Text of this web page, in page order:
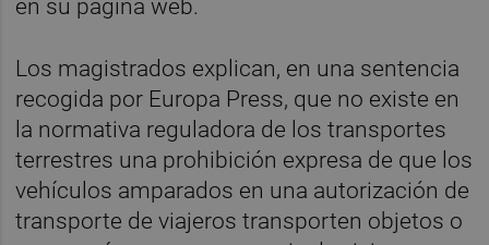
en su página web.
Los magistrados explican, en una sentencia
recogida por Europa Press, que no existe en
la normativa reguladora de los transportes
terrestres una prohibición expresa de que los
vehículos amparados en una autorización de
transporte de viajeros transporten objetos o